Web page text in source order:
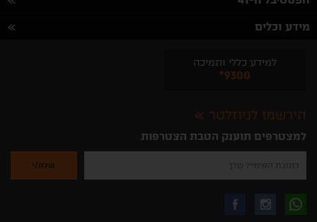
מידע וכלים
למידע כללי ותמיכה
*9300
הירשמו לניוזלטר
למצטרפים תוענק הטבת הצטרפות
להזין
שלך
לקבלת עקבו